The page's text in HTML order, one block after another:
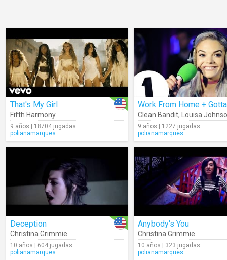
That's My Girl
Fifth Harmony
9 años | 18704 jugadas
polianamarques
Clean Bandit, Louisa
9 años | 1227 jugadas
polianamarques
Deception
Christina Grimmie
10 años | 604 jugadas
polianamarques
Anybody's You
Christina Grimmie
10 años | 323 jugadas
polianamarques